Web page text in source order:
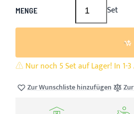
MENGE Set
Nur noch 5 Set auf Lager! In 1-
Zur Wunschliste hinzufügen